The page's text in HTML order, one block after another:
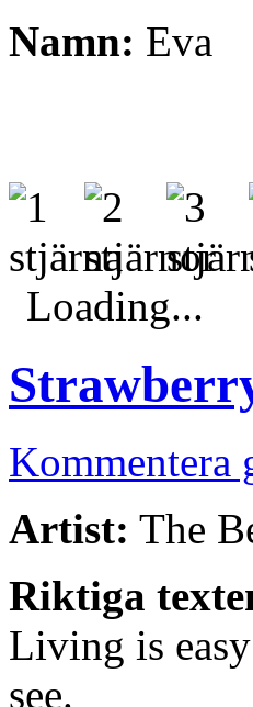
Namn: Eva
Loading...
Kommentera
Artist: The
Riktiga
Living is
see.